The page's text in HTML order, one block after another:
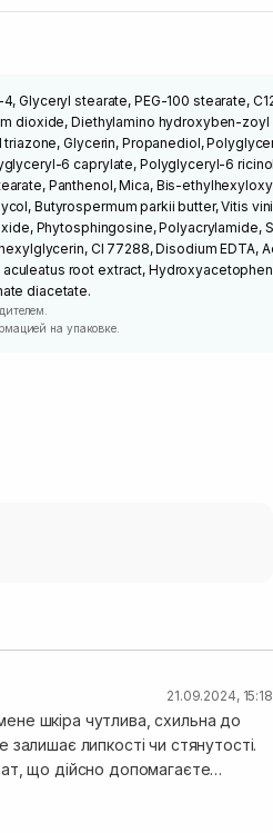
Glyceryl stearate, PEG-100 stearate,
dioxide, Diethylamino hydroxyben-zoyl
Glycerin, Propanediol,
6 caprylate, Polyglyceryl-6
Panthenol, Mica, Bis-
Butyrospermum parkii butter, Vitis
Phytosphingosine, Polyacrylamide,
CI 77288, Disodium EDTA,
root extract,
diacetate.
на упаковке.
21.09.2024, 15:18
шкіра чутлива, схильна до
липкості чи стянутості.
що дійсно допомагаєте